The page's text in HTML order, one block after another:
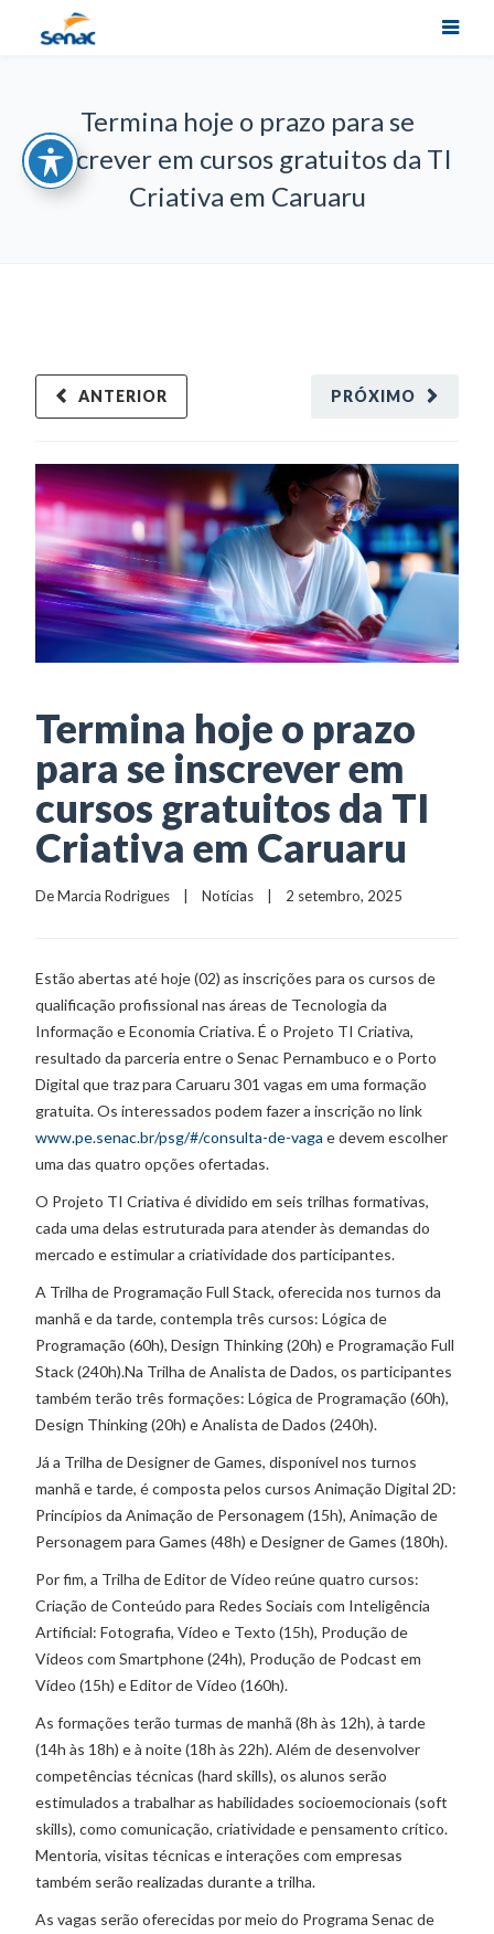
Termina hoje o prazo para se
inscrever em cursos gratuitos da TI
Criativa em Caruaru
PRÓXIMO
ANTERIOR
Termina hoje o prazo
para se inscrever em
cursos gratuitos da TI
Criativa em Caruaru
De Marcia Rodrigues
    |
Notícias
    |    2 setembro, 2025
Estão abertas até hoje (02) as inscrições para os cursos de
qualificação profissional nas áreas de Tecnologia da
Informação e Economia Criativa. É o Projeto TI Criativa,
resultado da parceria entre o Senac Pernambuco e o Porto
Digital que traz para Caruaru 301 vagas em uma formação
gratuita. Os interessados podem fazer a inscrição no link
www.pe.senac.br/psg/#/consulta-de-vaga e devem escolher
uma das quatro opções ofertadas.
O Projeto TI Criativa é dividido em seis trilhas formativas,
cada uma delas estruturada para atender às demandas do
mercado e estimular a criatividade dos participantes.
A Trilha de Programação Full Stack, oferecida nos turnos da
manhã e da tarde, contempla três cursos: Lógica de
Programação (60h), Design Thinking (20h) e Programação Full
Stack (240h).Na Trilha de Analista de Dados, os participantes
também terão três formações: Lógica de Programação (60h),
Design Thinking (20h) e Analista de Dados (240h).
Já a Trilha de Designer de Games, disponível nos turnos
manhã e tarde, é composta pelos cursos Animação Digital 2D:
Princípios da Animação de Personagem (15h), Animação de
Personagem para Games (48h) e Designer de Games (180h).
Por fim, a Trilha de Editor de Vídeo reúne quatro cursos:
Criação de Conteúdo para Redes Sociais com Inteligência
Artificial: Fotografia, Vídeo e Texto (15h), Produção de
Vídeos com Smartphone (24h), Produção de Podcast em
Vídeo (15h) e Editor de Vídeo (160h).
As formações terão turmas de manhã (8h às 12h), à tarde
(14h às 18h) e à noite (18h às 22h). Além de desenvolver
competências técnicas (hard skills), os alunos serão
estimulados a trabalhar as habilidades socioemocionais (soft
skills), como comunicação, criatividade e pensamento crítico.
Mentoria, visitas técnicas e interações com empresas
também serão realizadas durante a trilha.
As vagas serão oferecidas por meio do Programa Senac de